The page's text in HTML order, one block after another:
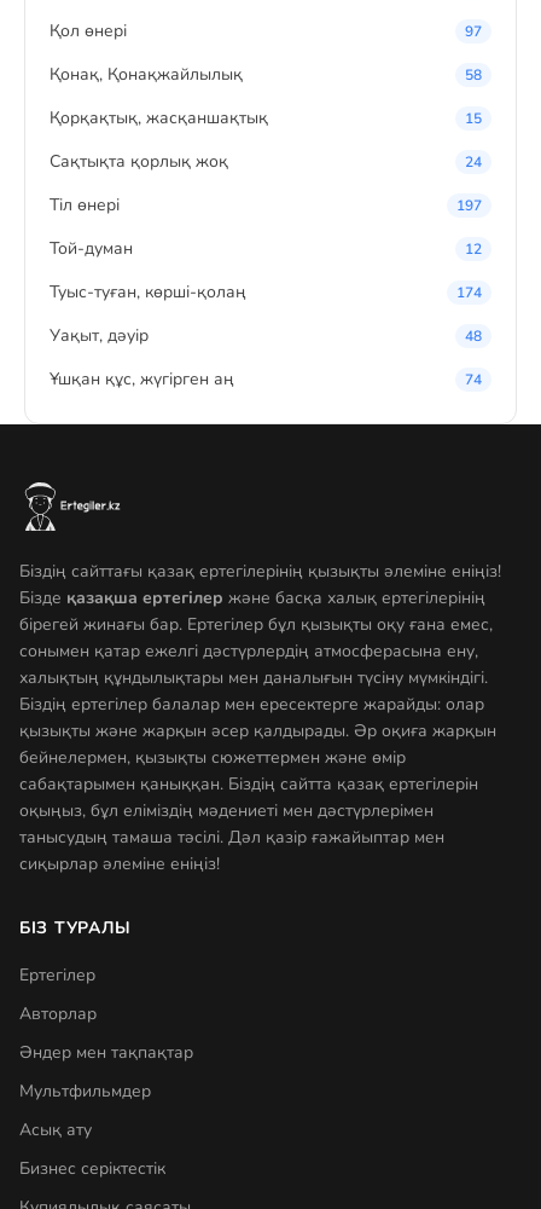
Қол өнері 97
Қонақ, Қонақжайлылық 58
Қорқақтық, жасқаншақтық 15
Сақтықта қорлық жоқ 24
Тіл өнері 197
Той-думан 12
Туыс-туған, көрші-қолаң 174
Уақыт, дәуір 48
Ұшқан құс, жүгірген аң 74
Біздің сайттағы қазақ ертегілерінің қызықты әлеміне еніңіз!
Бізде қазақша ертегілер және басқа халық ертегілерінің
бірегей жинағы бар. Ертегілер бұл қызықты оқу ғана емес,
сонымен қатар ежелгі дәстүрлердің атмосферасына ену,
халықтың құндылықтары мен даналығын түсіну мүмкіндігі.
Біздің ертегілер балалар мен ересектерге жарайды: олар
қызықты және жарқын әсер қалдырады. Әр оқиға жарқын
бейнелермен, қызықты сюжеттермен және өмір
сабақтарымен қаныққан. Біздің сайтта қазақ ертегілерін
оқыңыз, бұл еліміздің мәдениеті мен дәстүрлерімен
танысудың тамаша тәсілі. Дәл қазір ғажайыптар мен
сиқырлар әлеміне еніңіз!
БІЗ ТУРАЛЫ
Ертегілер
Авторлар
Әндер мен тақпақтар
Мультфильмдер
Асық ату
Бизнес серіктестік